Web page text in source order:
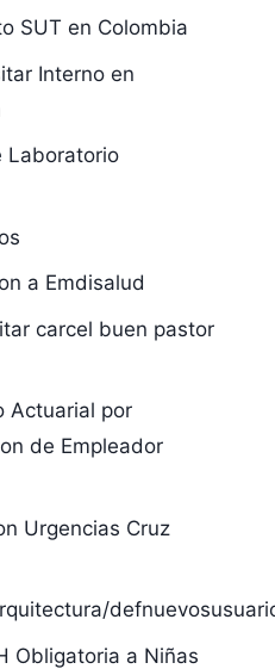
SUT en Colombia
Interno en
Laboratorio
a Emdisalud
carcel buen pastor
Actuarial por
de Empleador
Urgencias Cruz
Obligatoria a Niñas